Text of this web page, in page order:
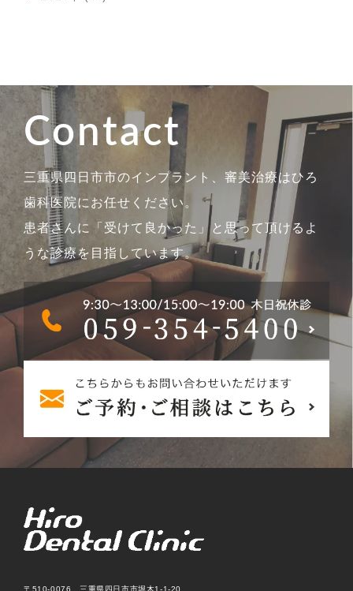
Contact
三重県四日市市のインプラント、審美治療はひろ
歯科医院にお任せください。
患者さんに「受けて良かった」と思って頂けるよ
うな診療を目指しています。
〒510-0076 三重県四日市市堀木1-1-20